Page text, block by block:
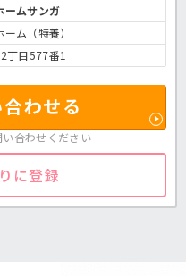
ームサンガ
ム（特養）
丁目577番1
わせる
い合わせください
に登録